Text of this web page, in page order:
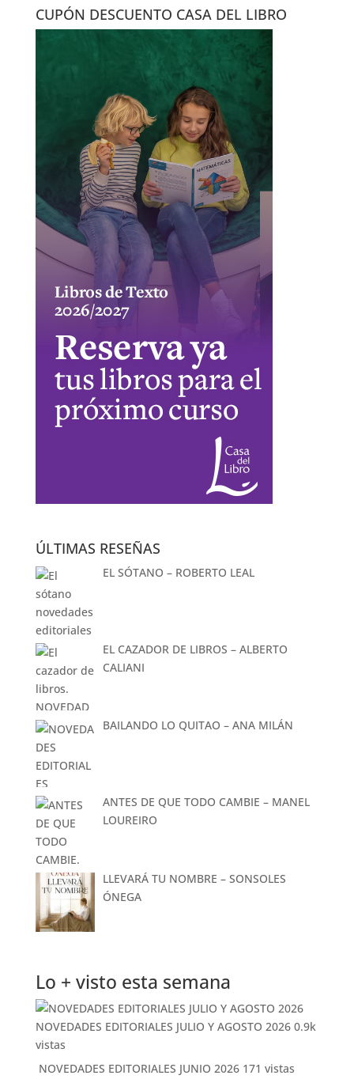
CUPÓN DESCUENTO CASA DEL LIBRO
ÚLTIMAS RESEÑAS
EL SÓTANO – ROBERTO LEAL
EL CAZADOR DE LIBROS – ALBERTO
CALIANI
BAILANDO LO QUITAO – ANA MILÁN
ANTES DE QUE TODO CAMBIE – MANEL
LOUREIRO
LLEVARÁ TU NOMBRE – SONSOLES
ÓNEGA
Lo + visto esta semana
NOVEDADES EDITORIALES JULIO Y AGOSTO 2026 0.9k
vistas
NOVEDADES EDITORIALES JUNIO 2026 171 vistas